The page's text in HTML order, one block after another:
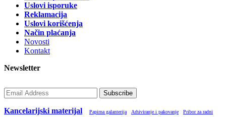
Uslovi isporuke
Reklamacija
Uslovi korišćenja
Način plaćanja
Novosti
Kontakt
Newsletter
Subscribe
Kancelarijski materijal Papirna galanterija Arhiviranje i pakovanje
Pribor za radni